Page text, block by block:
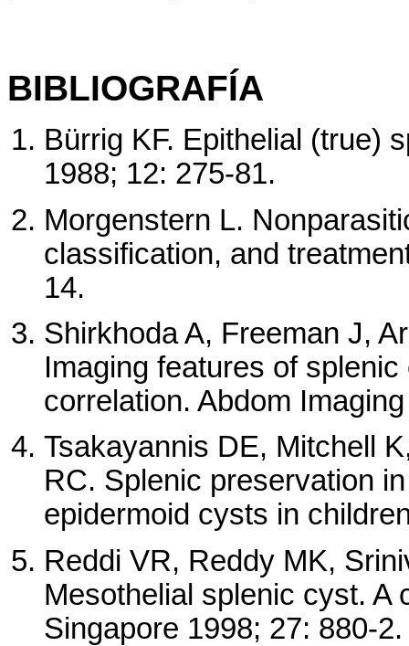
BIBLIOGRAFÍA
Bürrig KF. Epithelial (true)
1988; 12: 275-81.
Morgenstern L.
classification, and
14.
Shirkhoda A, Freeman J,
Imaging features of
correlation. Abdom
Tsakayannis DE, Mitchell
RC. Splenic preservation
epidermoid cysts in
Reddi VR, Reddy MK,
Mesothelial splenic cyst. A
Singapore 1998; 27: 880-2.